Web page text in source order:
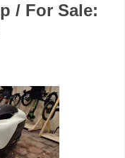
/ For Sale: